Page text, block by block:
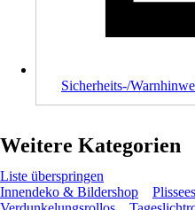
Sicherheits-/
Weitere Kategorien
Liste überspringen
Innendeko & Bildershop